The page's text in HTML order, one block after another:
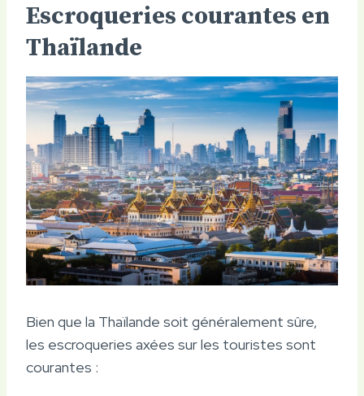
Escroqueries courantes en
Thaïlande
Bien que la Thaïlande soit généralement sûre,
les escroqueries axées sur les touristes sont
courantes :